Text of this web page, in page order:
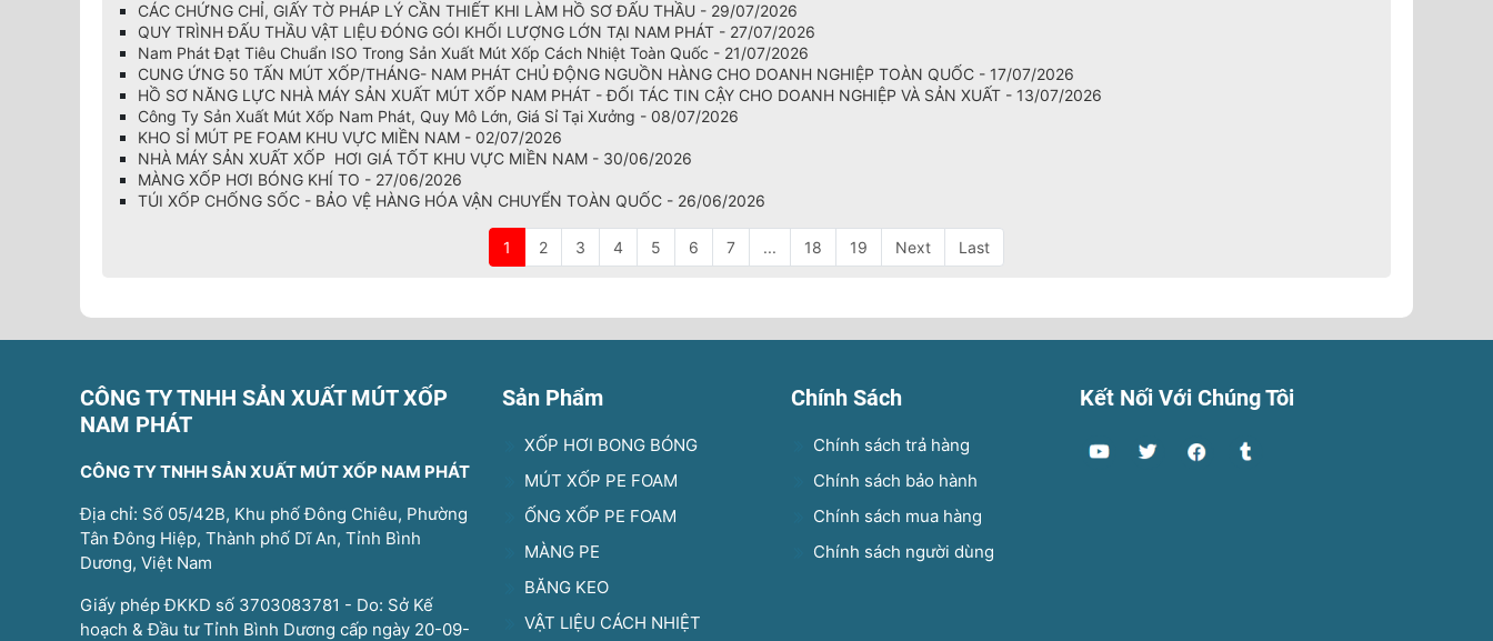
CÁC CHỨNG CHỈ, GIẤY TỜ PHÁP LÝ CẦN THIẾT KHI LÀM HỒ SƠ ĐẤU THẦU - 29/07/2026
QUY TRÌNH ĐẤU THẦU VẬT LIỆU ĐÓNG GÓI KHỐI LƯỢNG LỚN TẠI NAM PHÁT - 27/07/2026
Nam Phát Đạt Tiêu Chuẩn ISO Trong Sản Xuất Mút Xốp Cách Nhiệt Toàn Quốc - 21/07/2026
CUNG ỨNG 50 TẤN MÚT XỐP/THÁNG- NAM PHÁT CHỦ ĐỘNG NGUỒN HÀNG CHO DOANH NGHIỆP TOÀN QUỐC - 17/07/2026
HỒ SƠ NĂNG LỰC NHÀ MÁY SẢN XUẤT MÚT XỐP NAM PHÁT - ĐỐI TÁC TIN CẬY CHO DOANH NGHIỆP VÀ SẢN XUẤT - 13/07/2026
Công Ty Sản Xuất Mút Xốp Nam Phát, Quy Mô Lớn, Giá Sỉ Tại Xưởng - 08/07/2026
KHO SỈ MÚT PE FOAM KHU VỰC MIỀN NAM - 02/07/2026
NHÀ MÁY SẢN XUẤT XỐP HƠI GIÁ TỐT KHU VỰC MIỀN NAM - 30/06/2026
MÀNG XỐP HƠI BÓNG KHÍ TO - 27/06/2026
TÚI XỐP CHỐNG SỐC - BẢO VỆ HÀNG HÓA VẬN CHUYỂN TOÀN QUỐC - 26/06/2026
1 2 3 4 5 6 7 ... 18 19 Next Last
CÔNG TY TNHH SẢN XUẤT MÚT XỐP
NAM PHÁT
CÔNG TY TNHH SẢN XUẤT MÚT XỐP NAM PHÁT
Địa chỉ: Số 05/42B, Khu phố Đông Chiêu, Phường
Tân Đông Hiệp, Thành phố Dĩ An, Tỉnh Bình
Dương, Việt Nam
Giấy phép ĐKKD số 3703083781 - Do: Sở Kế
hoạch & Đầu tư Tỉnh Bình Dương cấp ngày 20-09-
Sản Phẩm
XỐP HƠI BONG BÓNG
MÚT XỐP PE FOAM
ỐNG XỐP PE FOAM
MÀNG PE
BĂNG KEO
VẬT LIỆU CÁCH NHIỆT
Chính Sách
Chính sách trả hàng
Chính sách bảo hành
Chính sách mua hàng
Chính sách người dùng
Kết Nối Với Chúng Tôi